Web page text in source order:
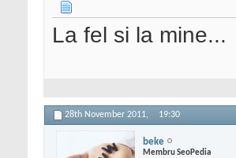
La fel si la mine...
28th November 2011, 19:30
beke
Membru SeoPedia